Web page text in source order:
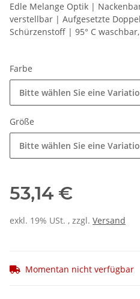
Edle Melange Optik |
verstellbar | Aufgesetzte
Schürzenstoff | 95° C
Farbe
Bitte wählen Sie eine
Größe
Bitte wählen Sie eine
53,14 €
exkl. 19% USt. , zzgl. Versand
Momentan nicht verfügbar